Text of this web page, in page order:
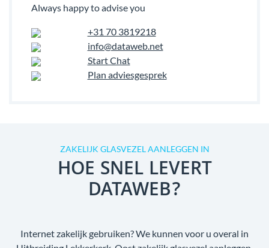
Always happy to advise you
+31 70 3819218
info@dataweb.net
Start Chat
Plan adviesgesprek
ZAKELIJK GLASVEZEL AANLEGGEN IN
HOE SNEL LEVERT
DATAWEB?
Internet zakelijk gebruiken? We kunnen voor u overal in